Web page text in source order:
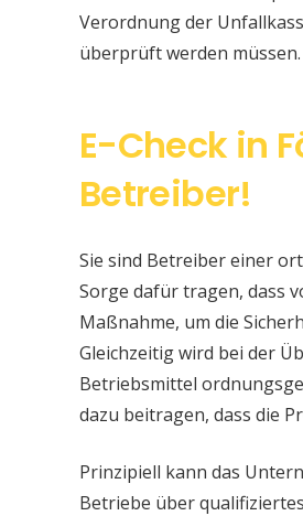
Verordnung der
überprüft werden müssen.
E-Check in
Betreiber!
Sie sind Betreiber einer
Sorge dafür tragen, dass
Maßnahme, um die
Gleichzeitig wird bei der
Betriebsmittel
dazu beitragen, dass die
Prinzipiell kann das
Betriebe über